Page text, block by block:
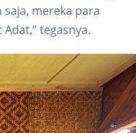
mereka para
tegasnya.